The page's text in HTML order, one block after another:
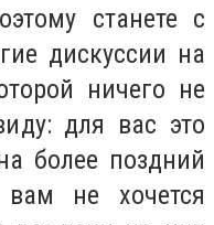
станете с
дискуссии на
ничего не
для вас это
более поздний
не хочется